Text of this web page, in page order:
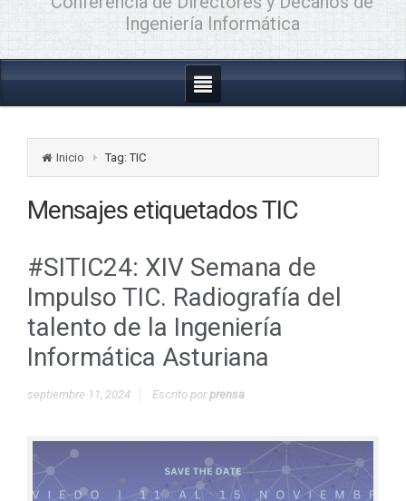
Ingeniería Informática
Inicio Tag: TIC
Mensajes etiquetadosTIC
#SITIC24: XIV Semana de
Impulso TIC. Radiografía del
talento de la Ingeniería
Informática Asturiana
septiembre 11, 2024 Escrito porprensa